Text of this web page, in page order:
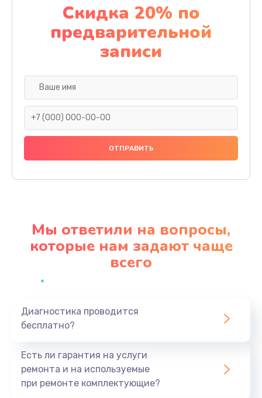
Ремонт канала
1300 руб.
Заказать
Заказать
Замена диодного моста
800 руб.
Заказать
1400 руб.
Заказать
Заказать
600 руб.
Заказать
Скидка 20% по
предварительной
записи
Мы ответили на вопросы,
которые нам задают чаще
всего
Диагностика проводится
бесплатно?
Есть ли гарантия на услуги
ремонта и на используемые
при ремонте комплектующие?